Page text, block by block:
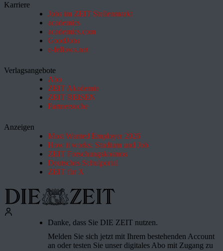
Karriere
Jobs im ZEIT Stellenmarkt
academics
academics.com
GoodJobs
e-fellows.net
Verlagsangebote
Abo
ZEIT Akademie
ZEIT REISEN
Partnersuche
Anzeigen
Most Wanted Employer 2026
How it works: Studium und Job
ZEIT Forschungskosmos
Deutsches Schulportal
ZEIT für X
Danke, dass Sie DIE ZEIT nutzen.
Melden Sie sich jetzt mit Ihrem bestehenden Account
an oder testen Sie unser digitales Abo mit Zugang zu